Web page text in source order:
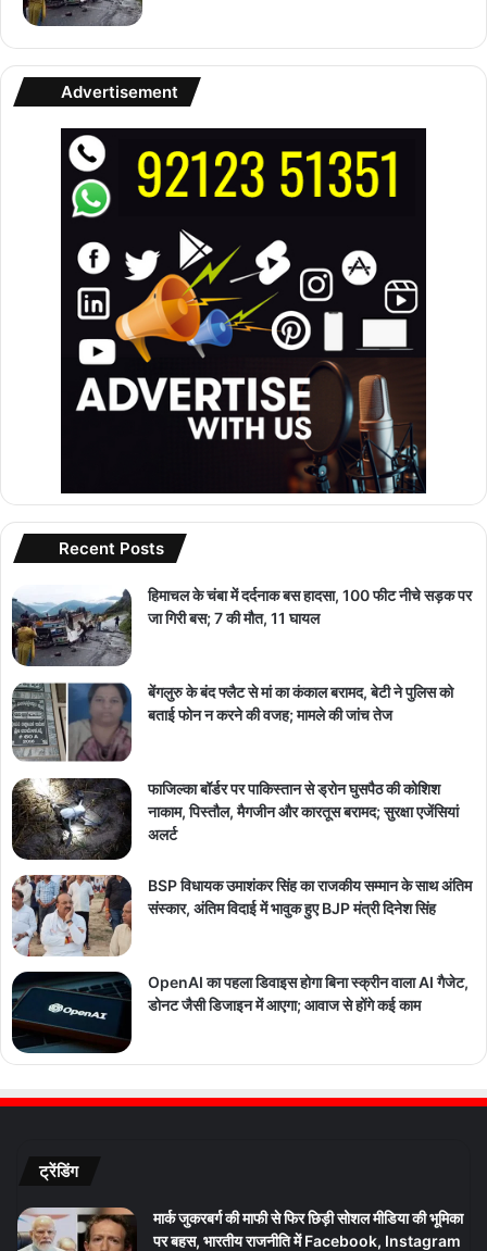
Advertisement
Recent Posts
हिमाचल के चंबा में दर्दनाक बस हादसा, 100 फीट नीचे सड़क पर
जा गिरी बस; 7 की मौत, 11 घायल
बेंगलुरु के बंद फ्लैट से मां का कंकाल बरामद, बेटी ने पुलिस को
बताई फोन न करने की वजह; मामले की जांच तेज
फाजिल्का बॉर्डर पर पाकिस्तान से ड्रोन घुसपैठ की कोशिश
नाकाम, पिस्तौल, मैगजीन और कारतूस बरामद; सुरक्षा एजेंसियां
अलर्ट
BSP विधायक उमाशंकर सिंह का राजकीय सम्मान के साथ अंतिम
संस्कार, अंतिम विदाई में भावुक हुए BJP मंत्री दिनेश सिंह
OpenAI का पहला डिवाइस होगा बिना स्क्रीन वाला AI गैजेट,
डोनट जैसी डिजाइन में आएगा; आवाज से होंगे कई काम
ट्रेंडिंग
मार्क जुकरबर्ग की माफी से फिर छिड़ी सोशल मीडिया की भूमिका
पर बहस, भारतीय राजनीति में Facebook, Instagram